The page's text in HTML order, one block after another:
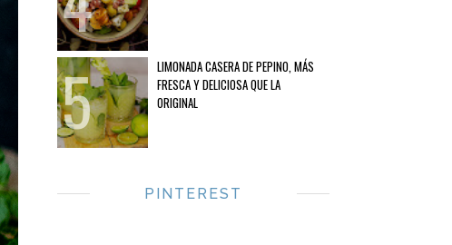
LIMONADA CASERA DE PEPINO, MÁS
FRESCA Y DELICIOSA QUE LA
ORIGINAL
PINTEREST